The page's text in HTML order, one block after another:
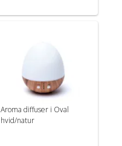
Aroma diffuser i Oval
hvid/natur